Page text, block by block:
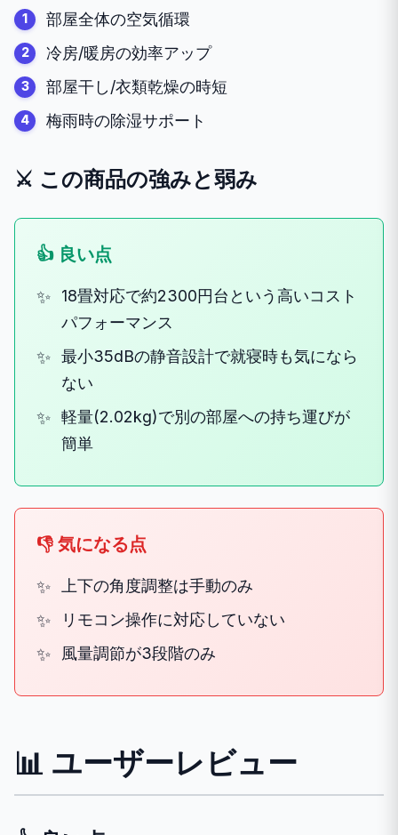
部屋全体の空気循環
冷房/暖房の効率アップ
部屋干し/衣類乾燥の時短
梅雨時の除湿サポート
⚔️ この商品の強みと弱み
👍 良い点
18畳対応で約2300円台という高いコスト
パフォーマンス
最小35dBの静音設計で就寝時も気になら
ない
軽量(2.02kg)で別の部屋への持ち運びが
簡単
👎 気になる点
上下の角度調整は手動のみ
リモコン操作に対応していない
風量調節が3段階のみ
📊 ユーザーレビュー